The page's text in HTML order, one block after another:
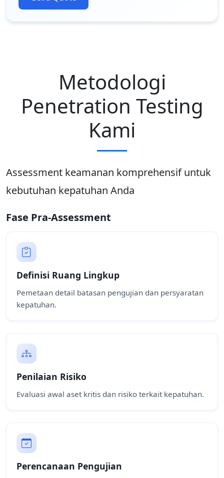
Metodologi
Penetration Testing
Kami
Assessment keamanan komprehensif untuk
kebutuhan kepatuhan Anda
Fase Pra-Assessment
Definisi Ruang Lingkup
Pemetaan detail batasan pengujian dan persyaratan
kepatuhan.
Penilaian Risiko
Evaluasi awal aset kritis dan risiko terkait kepatuhan.
Perencanaan Pengujian